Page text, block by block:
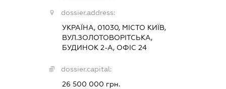
dossier.address:
УКРАЇНА, 01030, МІСТО КИЇВ,
ВУЛ.ЗОЛОТОВОРІТСЬКА,
БУДИНОК 2-А, ОФІС 24
dossier.capital:
26 500 000 грн.